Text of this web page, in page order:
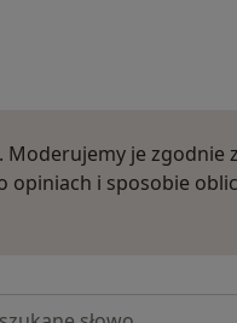
je zgodnie
opiniach i sposobie
opiniach